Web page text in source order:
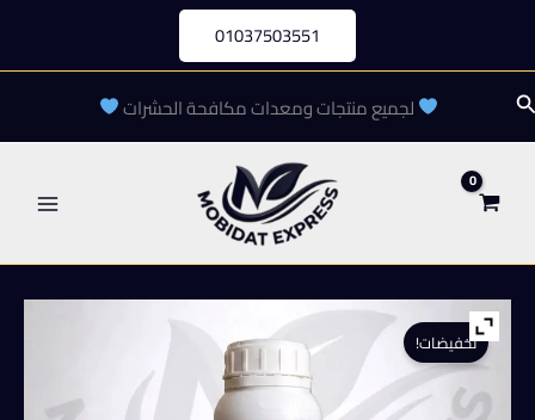
المحتوى
01037503551
البحث لجميع منتجات ومعدات مكافحة الحشرات
تخفيضات!